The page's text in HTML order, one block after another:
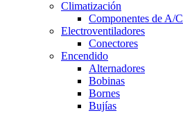
Climatización
Componentes de A/C
Electroventiladores
Conectores
Encendido
Alternadores
Bobinas
Bornes
Bujías